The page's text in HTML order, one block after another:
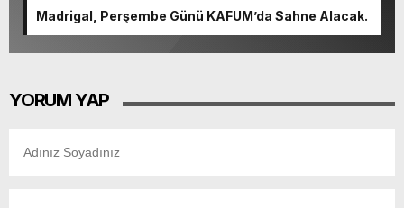
Madrigal, Perşembe Günü KAFUM’da Sahne Alacak.
YORUM YAP